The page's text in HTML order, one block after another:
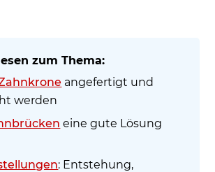
angefertigt und
werden
eine gute Lösung
: Entstehung,